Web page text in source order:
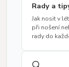
Rady a
Jak nosit v
při nošení
rady do